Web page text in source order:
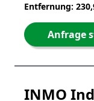
Entfernung:
Anfrage
INMO